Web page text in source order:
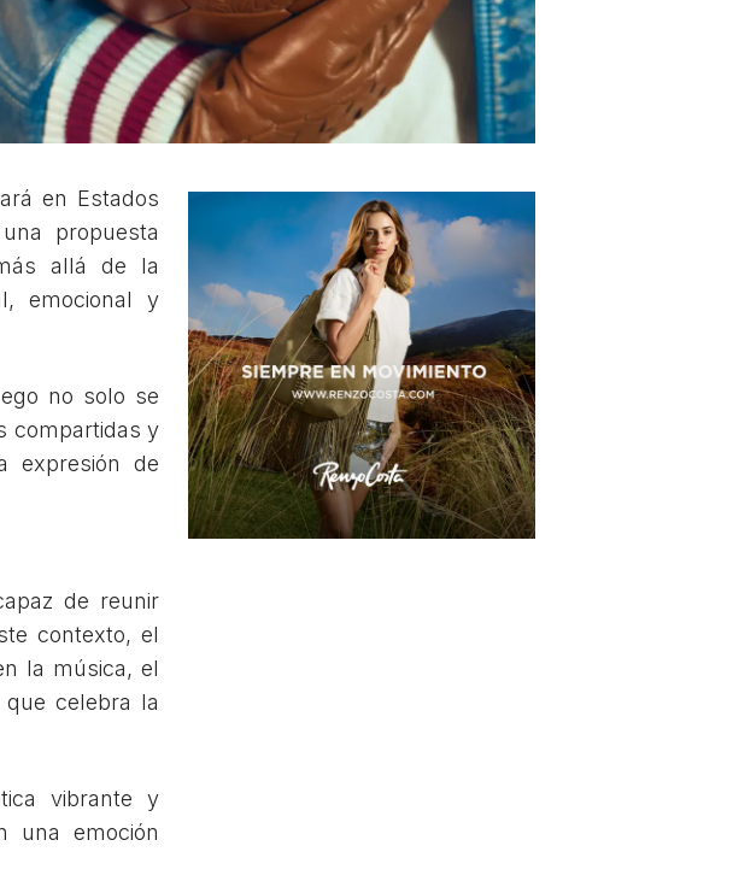
en Estados
propuesta
allá de la
emocional y
no solo se
compartidas y
expresión de
de reunir
contexto, el
la música, el
celebra la
vibrante y
una emoción